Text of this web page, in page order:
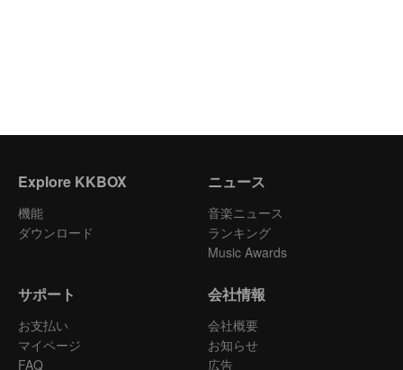
Explore KKBOX
機能
ダウンロード
ニュース
音楽ニュース
ランキング
Music Awards
サポート
お支払い
マイページ
FAQ
会社情報
会社概要
お知らせ
広告